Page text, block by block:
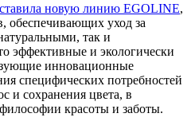
новую линию EGOLINE,
обеспечивающих уход за
так и
эффективные и экологически
инновационные
специфических потребностей
и сохранения цвета, в
красоты и заботы.